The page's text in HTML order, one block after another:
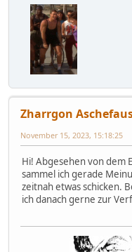
Zharrgon
November 15, 2023, 15:18:25
Hi! Abgesehen von dem
sammel ich gerade
zeitnah etwas schicken.
ich danach gerne zur